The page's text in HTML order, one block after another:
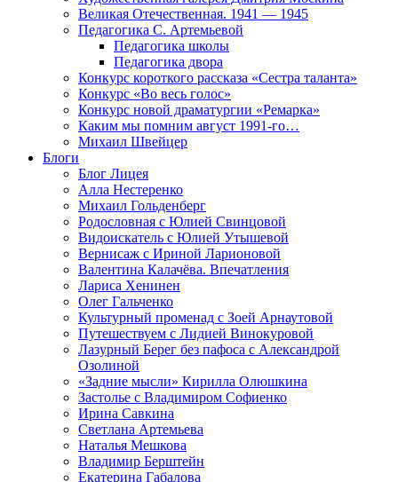
Великая Отечественная. 1941 — 1945
Педагогика С. Артемьевой
Педагогика школы
Педагогика двора
Конкурс короткого рассказа «Сестра таланта»
Конкурс «Во весь голос»
Конкурс новой драматургии «Ремарка»
Каким мы помним август 1991-го…
Михаил Швейцер
Блоги
Блог Лицея
Алла Нестеренко
Михаил Гольденберг
Родословная с Юлией Свинцовой
Видоискатель с Юлией Утышевой
Вернисаж с Ириной Ларионовой
Валентина Калачёва. Впечатления
Лариса Хенинен
Олег Гальченко
Культурный променад с Зоей Арнаутовой
Путешествуем с Лидией Винокуровой
Лазурный Берег без пафоса с Александрой
Озолиной
«Задние мысли» Кирилла Олюшкина
Застолье с Владимиром Софиенко
Ирина Савкина
Светлана Артемьева
Наталья Мешкова
Владимир Берштейн
Екатерина Габалова